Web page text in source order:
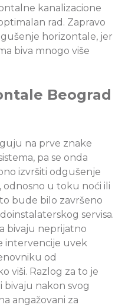
kanalizacione
rad. Zapravo
horizontale, jer
biva mnogo više
Beograd
na prve znake
pa se onda
izvršiti odgušenje
odnosno u toku noći ili
bude bilo završeno
servisa.
bivaju neprijatno
intervencije uvek
od
viši. Razlog za to je
bivaju nakon svog
angažovani za